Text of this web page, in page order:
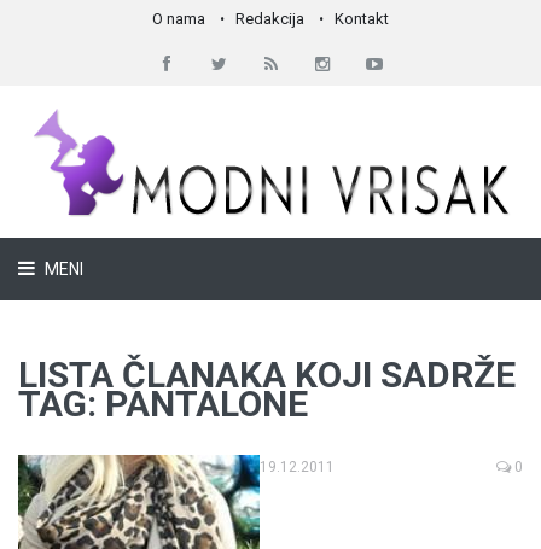
O nama Redakcija Kontakt
MENI
LISTA ČLANAKA KOJI SADRŽE
TAG: PANTALONE
19.12.2011 0